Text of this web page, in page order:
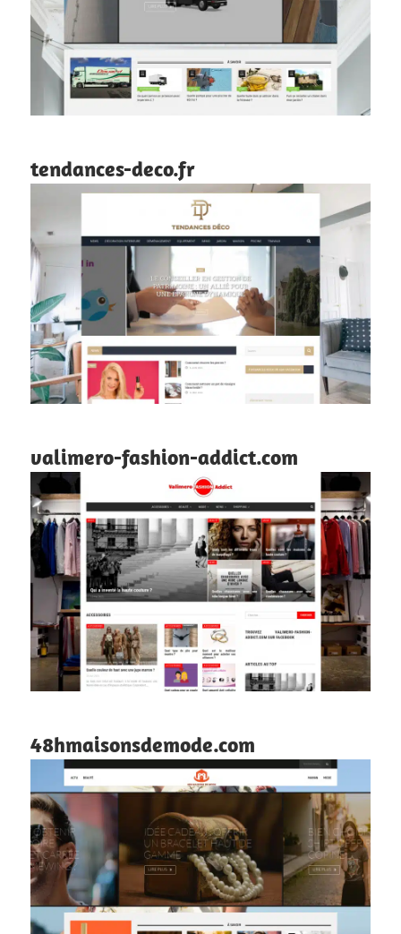
tendances-deco.fr
valimero-fashion-addict.com
48hmaisonsdemode.com